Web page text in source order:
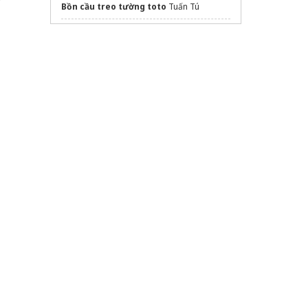
Bồn cầu treo tường toto Tuấn Tú